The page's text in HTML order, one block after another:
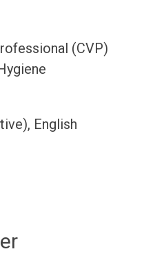
(CVP)
English